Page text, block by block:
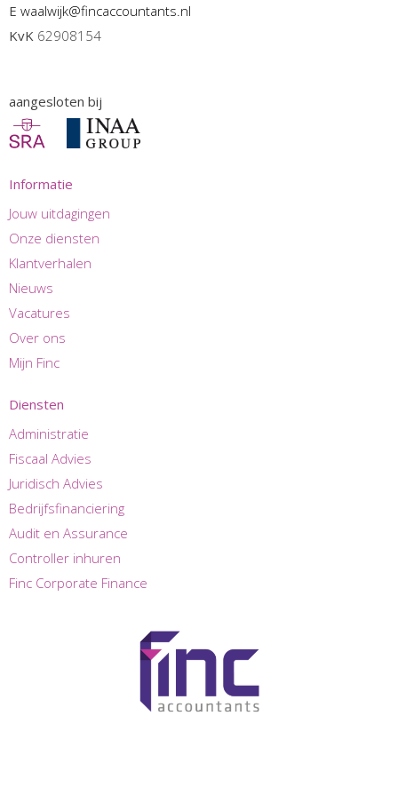
E waalwijk@fincaccountants.nl
KvK 62908154
aangesloten bij
Informatie
Jouw uitdagingen
Onze diensten
Klantverhalen
Nieuws
Vacatures
Over ons
Mijn Finc
Diensten
Administratie
Fiscaal Advies
Juridisch Advies
Bedrijfsfinanciering
Audit en Assurance
Controller inhuren
Finc Corporate Finance